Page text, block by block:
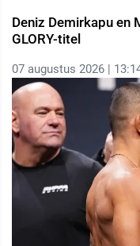
Deniz Demirkapu en
GLORY-titel
07 augustus 2026 |